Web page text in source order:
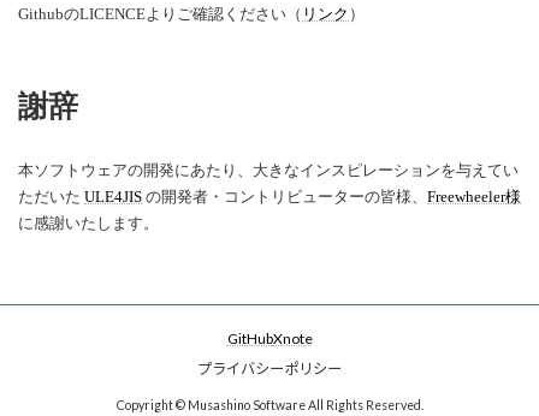
GithubのLICENCEよりご確認ください（ リンク ）
謝辞
本ソフトウェアの開発にあたり、大きなインスピレーションを与えてい
ただいた ULE4JIS の開発者・コントリビューターの皆様、 Freewheeler様
に感謝いたします。
GitHubXnote
プライバシーポリシー
Copyright © Musashino Software All Rights Reserved.